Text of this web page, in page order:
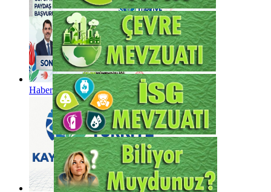
Haberi Oku